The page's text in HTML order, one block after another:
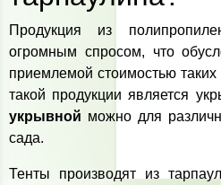
Продукция из
огромным спросом, что
приемлемой стоимостью
такой продукции является
укрывной можно для
сада.
Тенты производят из